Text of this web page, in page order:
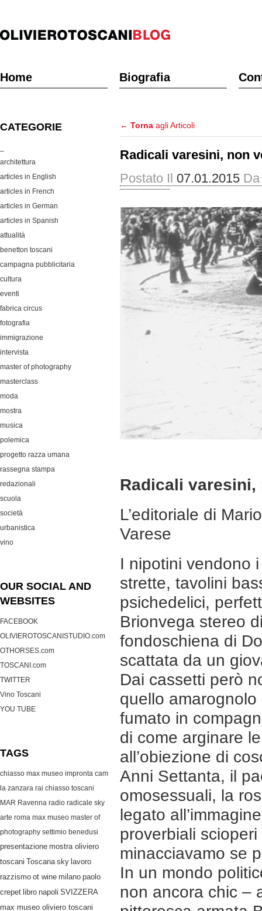
Home Biografia
CATEGORIE
architettura
articles in English
articles in French
articles in German
articles in Spanish
attualità
benetton toscani
campagna pubblicitaria
cultura
eventi
fabrica circus
fotografia
immigrazione
intervista
master of photography
masterclass
moda
mostra
musica
polemica
progetto razza umana
rassegna stampa
redazionali
scuola
società
urbanistica
vino
OUR SOCIAL AND
WEBSITES
FACEBOOK
OLIVIEROTOSCANISTUDIO.com
OTHORSES.com
TOSCANI.com
TWITTER
Vino Toscani
YOU TUBE
TAGS
chiasso max museo impronta cam
la zanzara rai chiasso toscani
MAR Ravenna radio radicale sky
arte roma max museo master of
photography settimio benedusi
presentazione mostra oliviero
toscani
Toscana sky lavoro
razzismo ot wine milano paolo
crepet libro napoli SVIZZERA
max museo oliviero toscani
← Torna agli Articoli
Radicali varesini, non
Postato Il 07.01.2015 Da
Radicali
L’editoriale di
Varese
I nipotini vendono
strette, tavolini
psichedelici,
Brionvega stereo
fondoschiena di
scattata da un
Dai cassetti però
quello
fumato in
di come arginare
all’obiezione di
Anni Settanta, il
omosessuali, la
legato
proverbiali
minacciavamo se
In un mondo
non ancora chic –